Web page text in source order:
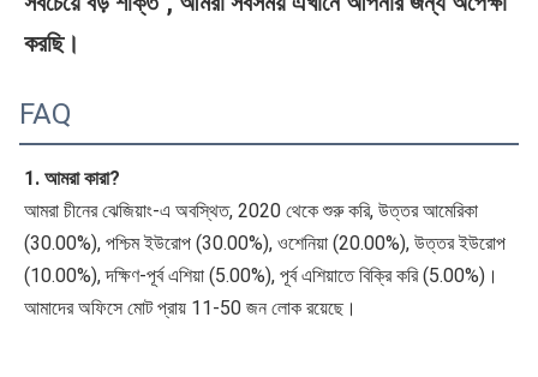
করছি।
FAQ
1. আমরা কারা?
আমরা চীনের ঝেজিয়াং-এ অবস্থিত, 2020 থেকে শুরু করি, উত্তর আমেরিকা
(30.00%), পশ্চিম ইউরোপ (30.00%), ওশেনিয়া (20.00%), উত্তর ইউরোপ
(10.00%), দক্ষিণ-পূর্ব এশিয়া (5.00%), পূর্ব এশিয়াতে বিক্রি করি (5.00%)।
আমাদের অফিসে মোট প্রায় 11-50 জন লোক রয়েছে।